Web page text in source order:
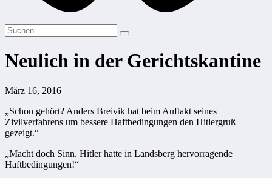
Neulich in der Gerichtskantine
März 16, 2016
„Schon gehört? Anders Breivik hat beim Auftakt seines
Zivilverfahrens um bessere Haftbedingungen den Hitlergruß
gezeigt.“
„Macht doch Sinn. Hitler hatte in Landsberg hervorragende
Haftbedingungen!“